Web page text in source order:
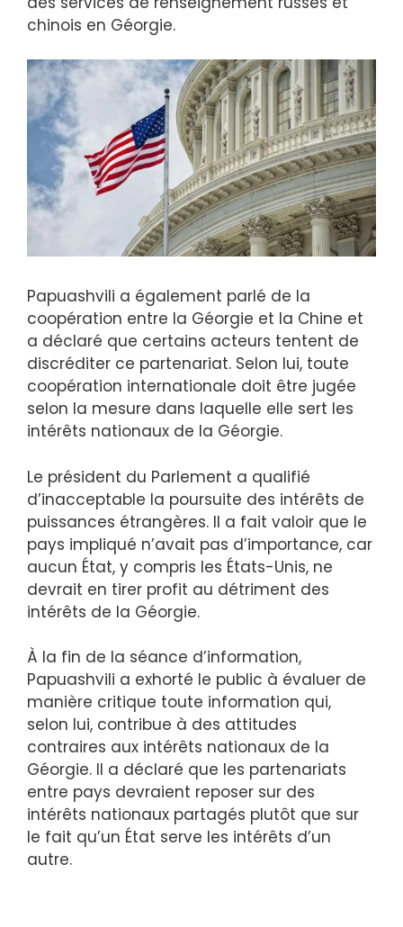
chinois en Géorgie.
Papuashvili a également parlé de la
coopération entre la Géorgie et la Chine et
a déclaré que certains acteurs tentent de
discréditer ce partenariat. Selon lui, toute
coopération internationale doit être jugée
selon la mesure dans laquelle elle sert les
intérêts nationaux de la Géorgie.
Le président du Parlement a qualifié
d’inacceptable la poursuite des intérêts de
puissances étrangères. Il a fait valoir que le
pays impliqué n’avait pas d’importance, car
aucun État, y compris les États-Unis, ne
devrait en tirer profit au détriment des
intérêts de la Géorgie.
À la fin de la séance d’information,
Papuashvili a exhorté le public à évaluer de
manière critique toute information qui,
selon lui, contribue à des attitudes
contraires aux intérêts nationaux de la
Géorgie. Il a déclaré que les partenariats
entre pays devraient reposer sur des
intérêts nationaux partagés plutôt que sur
le fait qu’un État serve les intérêts d’un
autre.